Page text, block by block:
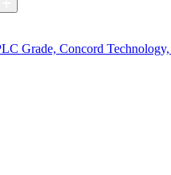
Grade, Concord